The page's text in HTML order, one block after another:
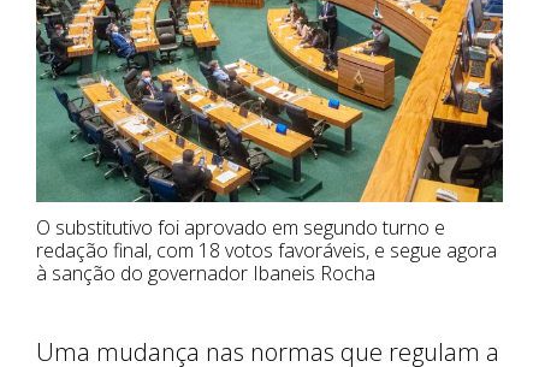
O substitutivo foi aprovado em segundo turno e
redação final, com 18 votos favoráveis, e segue agora
à sanção do governador Ibaneis Rocha
Uma mudança nas normas que regulam a